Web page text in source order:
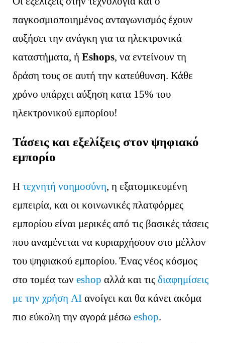
παγκοσμιοποιημένος ανταγωνισμός έχουν
αυξήσει την ανάγκη για τα ηλεκτρονικά
καταστήματα, ήEshops, να εντείνουν τη
δράση τους σε αυτή την κατεύθυνση. Κάθε
χρόνο υπάρχει αύξηση κατα 15% του
ηλεκτρονικού εμπορίου!
Τάσεις και εξελίξεις στον ψηφιακό
εμπορίο
Ητεχνητή νοημοσύνη, η εξατομικευμένη
εμπειρία, και οι κοινωνικές πλατφόρμες
εμπορίου είναι μερικές από τις βασικές τάσεις
που αναμένεται να κυριαρχήσουν στο μέλλον
του ψηφιακού εμπορίου. Ένας νέος κόσμος
στο τομέα τωνeshop αλλά και τιςδιαφημίσεις
με την χρήση AI ανοίγει και θα κάνει ακόμα
πιο εύκολη την αγορά μέσωeshop.